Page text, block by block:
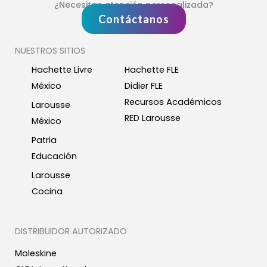
¿Necesitas atención personalizada?
Contáctanos
NUESTROS SITIOS
Hachette Livre
México
Larousse
México
Patria
Educación
Larousse
Cocina
Hachette FLE
Didier FLE
Recursos Académicos
RED Larousse
DISTRIBUIDOR AUTORIZADO
Moleskine